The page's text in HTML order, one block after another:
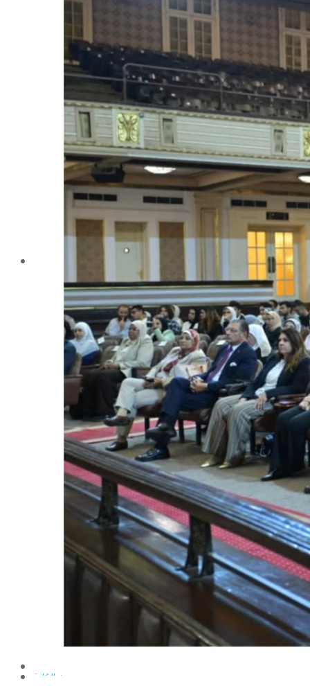
مستشارى لجان الإتحاد
تليفونات تهمك
الجوائز والمراكز خلال العام الجامعى 2019-2020
الأنشطة الطلابية
2016-2017
2017-2018
2019-2020
2020-2021
الخريجون
ملتقى الخريجين
خريجى الكلية
المستندات المطلوبة لاستخراج شهادات التخرج
الأقسام العلمية
الإجتماع الريفي والإرشاد الزراعي
الأراضى
الإقتصاد الزراعى
الألـــبان
أمراض النبات
الإنتاج الحيواني
بساتين الزينة
بساتين الفاكهة
الحشرات الإقتصادية والمبيدات
الحيوان والنيماتولوجيا الزراعية
الخضر
الصناعات الغذائية
الكيميـــاء الحيوية
النبات الزراعى
المحاصيل
الميكروبيولوجيا الزراعية
الهندسة الزراعية
الوراثة
البرامج التعليمية
برامج اللغة العربية
برامج اللغة الانجليزية
عن الكلية